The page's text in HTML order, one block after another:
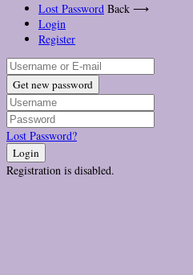
Lost Password Back ⟶
Login
Register
Get new password
Lost Password?
Login
Registration is disabled.